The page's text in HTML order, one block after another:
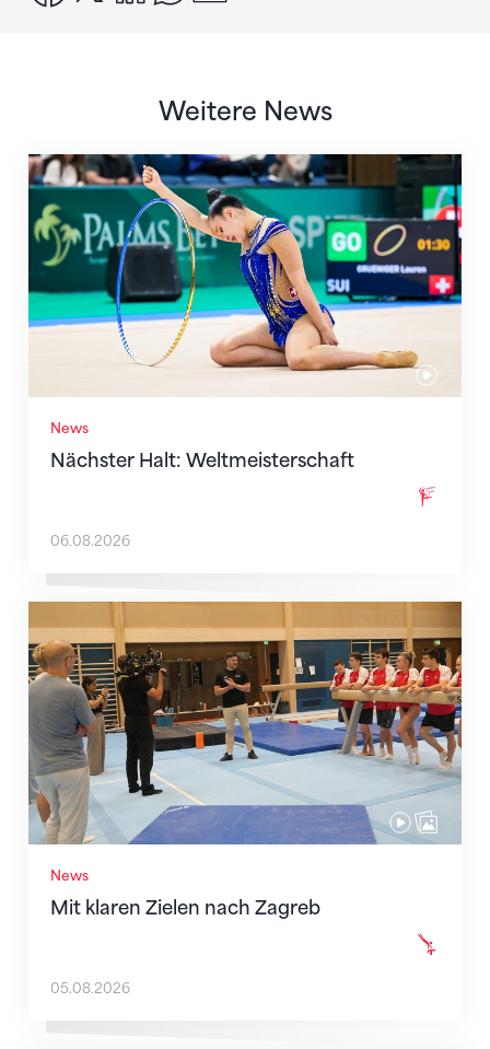
Weitere News
News
Nächster Halt: Weltmeisterschaft
Nächster Halt: Weltmeisterschaft
06.08.2026
News
Mit klaren Zielen nach Zagreb
Mit klaren Zielen nach Zagreb
05.08.2026